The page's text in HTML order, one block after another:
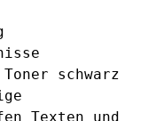
schwarz
Texten und